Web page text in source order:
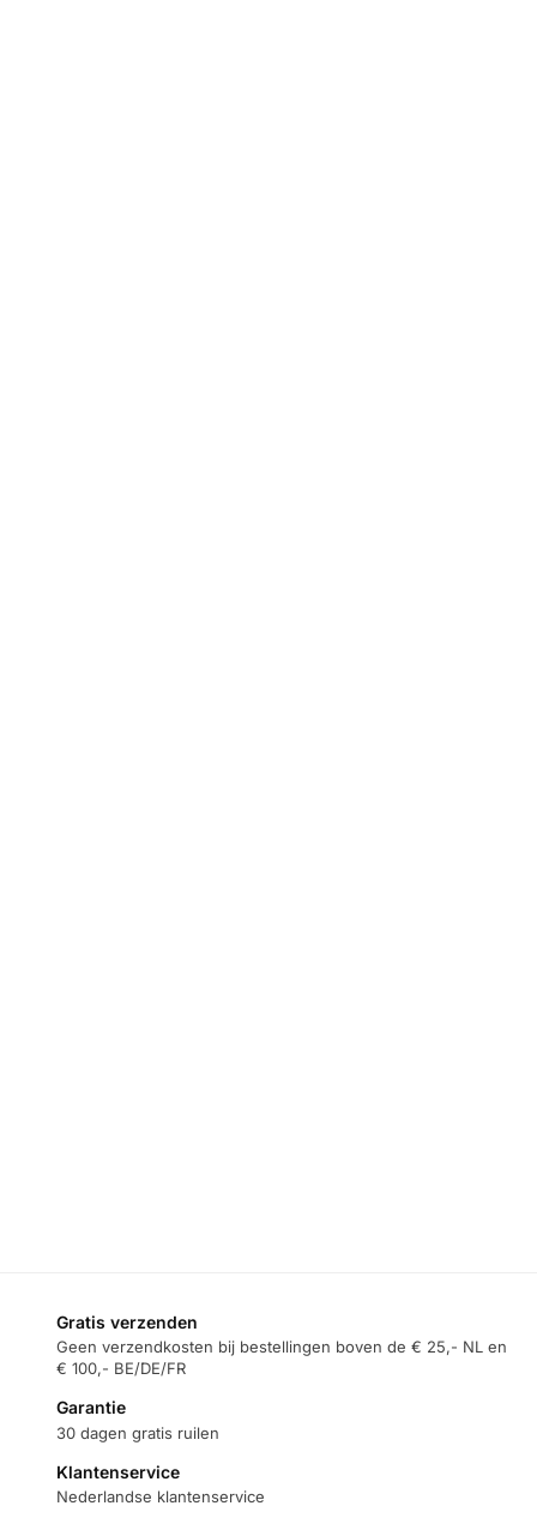
Gratis verzenden
Geen verzendkosten bij bestellingen boven de € 25,- NL en
€ 100,- BE/DE/FR
Garantie
30 dagen gratis ruilen
Klantenservice
Nederlandse klantenservice